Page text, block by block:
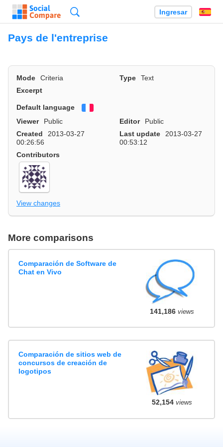
Ingresar
Pays de l'entreprise
Mode Criteria Type
Text
Excerpt
Default language
Viewer
Public Editor
Public
Created
2013-03-27
00:26:56
Last update
2013-03-27
00:53:12
Contributors
View changes
More comparisons
Comparación de Software de
Chat en Vivo
141,186views
Comparación de sitios web de
concursos de creación de
logotipos
52,154views